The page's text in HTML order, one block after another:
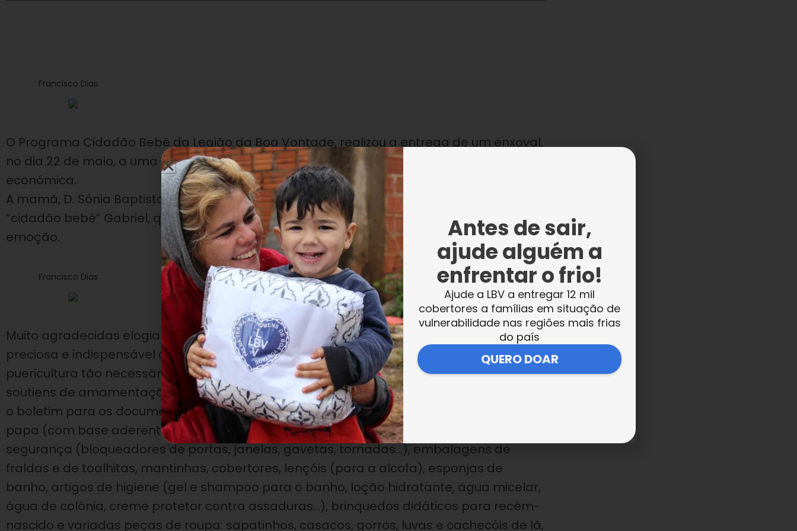
Francisco Dias
O Programa Cidadão Bebé da Legião da Boa Vontade, realizou a entrega de um enxoval,
no dia 22 de maio, a uma família que se encontra em situação de vulnerabilidade
económica.
A mamã, D. Sónia Baptista e a avó materna, D. Conceição Baptista vieram com o
“cidadão bebé” Gabriel, que nasceu no início de fevereiro e não conseguiram esconder a
emoção.
Francisco Dias
Muito agradecidas elogiaram o trabalho da Legião da Boa Vontade e a ajuda tão
preciosa e indispensável que a Instituição lhes deu, um enxoval composto por artigos de
puericultura tão necessários: a alcofa, o parque, um armário para o quarto do bebé,
soutiens de amamentação, discos de aleitamento, as compressas, o saco (para a mãe),
o boletim para os documentos do bebé, os biberões de leite e água, os pratos para a
papa (com base aderente), as chupetas, porta-chupetas, termómetros, artigos de
segurança (bloqueadores de portas, janelas, gavetas, tomadas…), embalagens de
fraldas e de toalhitas, mantinhas, cobertores, lençóis (para a alcofa), esponjas de
banho, artigos de higiene (gel e shampoo para o banho, loção hidratante, água micelar,
água de colónia, creme protetor contra assaduras…), brinquedos didáticos para recém-
nascido e variadas peças de roupa: sapatinhos, casacos, gorros, luvas e cachecóis de lã,
Antes de sair,
ajude alguém a
enfrentar o frio!
Ajude a LBV a entregar 12 mil
cobertores a famílias em situação de
vulnerabilidade nas regiões mais frias
do país
QUERO DOAR